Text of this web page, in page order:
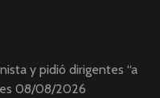
y pidió dirigentes “a
08/08/2026